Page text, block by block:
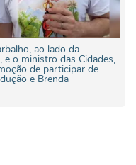
ao lado da
e o ministro das Cidades,
de participar de
e Brenda